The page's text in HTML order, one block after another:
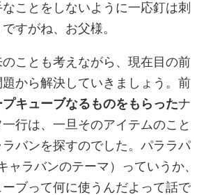
ことをしないように一応釘は刺
すがね、お父様。
ことも考えながら、現在目の前
から解決していきましょう。前
プキューブなるものをもらったナ
行は、一旦そのアイテムのこと
バンを探すのでした。パララパ
ャラバンのテーマ）っていうか、
ブって何に使うんだよって話で